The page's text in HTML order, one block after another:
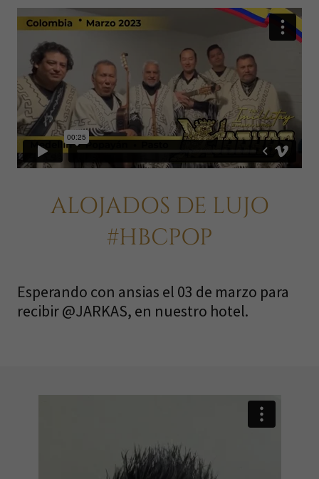
ALOJADOS DE LUJO
#HBCPOP
Esperando con ansias el 03 de marzo para
recibir @JARKAS, en nuestro hotel.